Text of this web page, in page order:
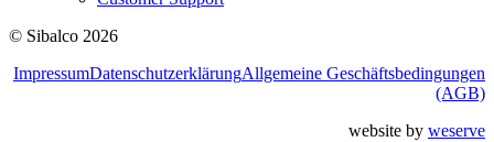
© Sibalco 2026
ImpressumDatenschutzerklärungAllgemeine Geschäftsbedingungen
(AGB)
website by weserve